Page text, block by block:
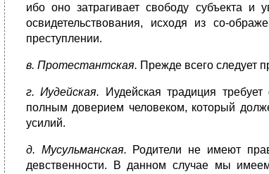
ибо оно затрагивает сво­боду субъекта и
освидетельствования, исходя из со-
преступлении.
в. Протестантская. Прежде всего следует
г. Иудейская. Иудейская традиция
полным доверием человеком, который
усилий.
д. Мусульманская. Родители не имеют
девственности. В данном случае мы